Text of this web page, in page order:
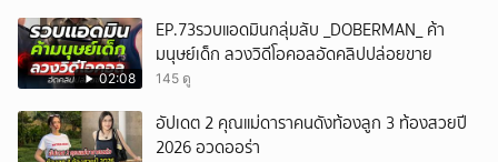
02:08
EP.73รวบแอดมินกลุ่มลับ _DOBERMAN_ ค้า
มนุษย์เด็ก ลวงวิดีโอคอลอัดคลิปปล่อยขาย
145 ดู
อัปเดต 2 คุณแม่ดาราคนดังท้องลูก 3 ท้องสวยปี
2026 อวดออร่า